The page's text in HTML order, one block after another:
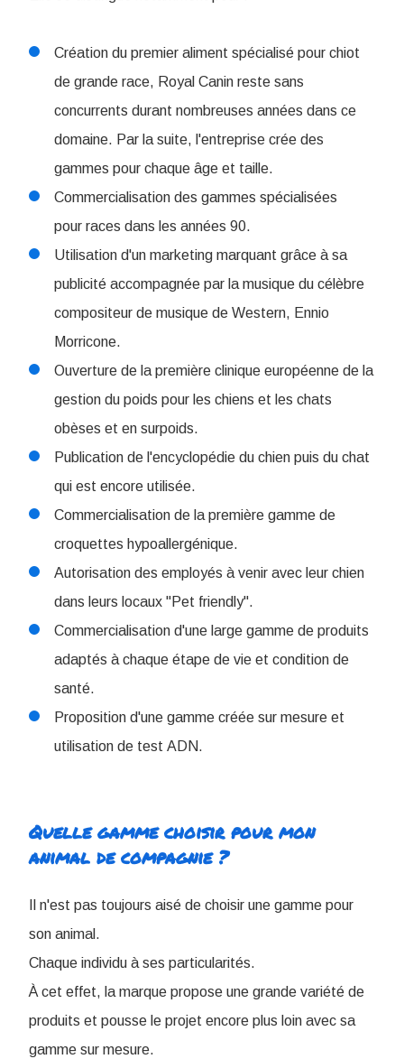
Création du premier aliment spécialisé pour chiot
de grande race, Royal Canin reste sans
concurrents durant nombreuses années dans ce
domaine. Par la suite, l'entreprise crée des
gammes pour chaque âge et taille.
Commercialisation des gammes spécialisées
pour races dans les années 90.
Utilisation d'un marketing marquant grâce à sa
publicité accompagnée par la musique du célèbre
compositeur de musique de Western, Ennio
Morricone.
Ouverture de la première clinique européenne de la
gestion du poids pour les chiens et les chats
obèses et en surpoids.
Publication de l'encyclopédie du chien puis du chat
qui est encore utilisée.
Commercialisation de la première gamme de
croquettes hypoallergénique.
Autorisation des employés à venir avec leur chien
dans leurs locaux "Pet friendly".
Commercialisation d'une large gamme de produits
adaptés à chaque étape de vie et condition de
santé.
Proposition d'une gamme créée sur mesure et
utilisation de test ADN.
Quelle gamme choisir pour mon
animal de compagnie ?
Il n'est pas toujours aisé de choisir une gamme pour
son animal.
Chaque individu à ses particularités.
À cet effet, la marque propose une grande variété de
produits et pousse le projet encore plus loin avec sa
gamme sur mesure.